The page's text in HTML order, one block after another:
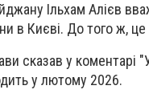
Ільхам Алієв
в Києві. До того ж,
сказав у коментарі
у лютому 2026.